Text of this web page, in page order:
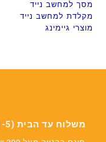
מסך למחשב נייד
מקלדת למחשב נייד
מוצרי גיימינג
משלוח עד הבית (1-5 ימי עסקים)